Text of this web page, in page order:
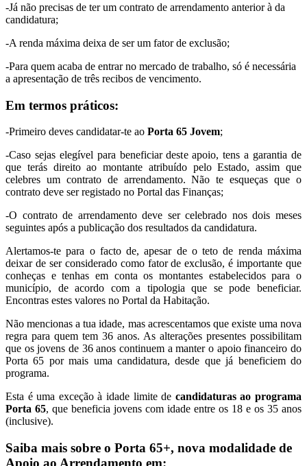
-Já não precisas de ter um contrato de arrendamento anterior à da
candidatura;
-A renda máxima deixa de ser um fator de exclusão;
-Para quem acaba de entrar no mercado de trabalho, só é necessária
a apresentação de três recibos de vencimento.
Em termos práticos:
-Primeiro deves candidatar-te ao Porta 65 Jovem;
-Caso sejas elegível para beneficiar deste apoio, tens a garantia de
que terás direito ao montante atribuído pelo Estado, assim que
celebres um contrato de arrendamento. Não te esqueças que o
contrato deve ser registado no Portal das Finanças;
-O contrato de arrendamento deve ser celebrado nos dois meses
seguintes após a publicação dos resultados da candidatura.
Alertamos-te para o facto de, apesar de o teto de renda máxima
deixar de ser considerado como fator de exclusão, é importante que
conheças e tenhas em conta os montantes estabelecidos para o
município, de acordo com a tipologia que se pode beneficiar.
Encontras estes valores no Portal da Habitação.
Não mencionas a tua idade, mas acrescentamos que existe uma nova
regra para quem tem 36 anos. As alterações presentes possibilitam
que os jovens de 36 anos continuem a manter o apoio financeiro do
Porta 65 por mais uma candidatura, desde que já beneficiem do
programa.
Esta é uma exceção à idade limite de candidaturas ao programa
Porta 65, que beneficia jovens com idade entre os 18 e os 35 anos
(inclusive).
Saiba mais sobre o Porta 65+, nova modalidade de
Apoio ao Arrendamento em: